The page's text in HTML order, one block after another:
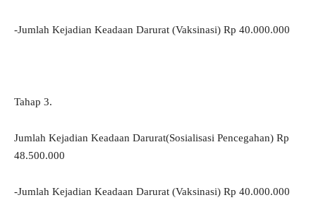
-Jumlah Kejadian Keadaan Darurat (Vaksinasi) Rp 40.000.000
Tahap 3.
Jumlah Kejadian Keadaan Darurat(Sosialisasi Pencegahan) Rp
48.500.000
-Jumlah Kejadian Keadaan Darurat (Vaksinasi) Rp 40.000.000